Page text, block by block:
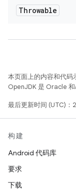
Throwable
本页面上的内容和代码
OpenJDK 是 Oracle 和
最后更新时间 (UTC)：
构建
Android 代码库
要求
下载